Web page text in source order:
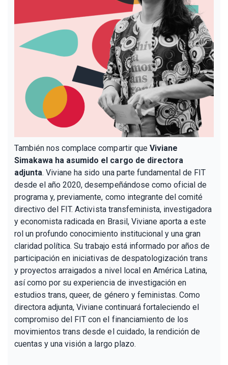
También nos complace compartir que Viviane
Simakawa ha asumido el cargo de directora
adjunta. Viviane ha sido una parte fundamental de FIT
desde el año 2020, desempeñándose como oficial de
programa y, previamente, como integrante del comité
directivo del FIT. Activista transfeminista, investigadora
y economista radicada en Brasil, Viviane aporta a este
rol un profundo conocimiento institucional y una gran
claridad política. Su trabajo está informado por años de
participación en iniciativas de despatologización trans
y proyectos arraigados a nivel local en América Latina,
así como por su experiencia de investigación en
estudios trans, queer, de género y feministas. Como
directora adjunta, Viviane continuará fortaleciendo el
compromiso del FIT con el financiamiento de los
movimientos trans desde el cuidado, la rendición de
cuentas y una visión a largo plazo.